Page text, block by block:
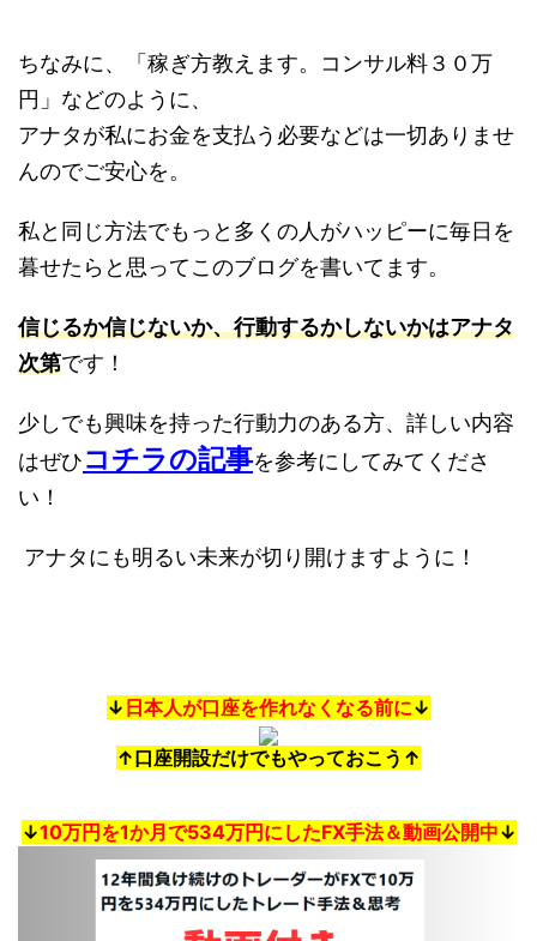
ちなみに、「稼ぎ方教えます。コンサル料３０万
円」などのように、
アナタが私にお金を支払う必要などは一切ありませ
んのでご安心を。
私と同じ方法でもっと多くの人がハッピーに毎日を
暮せたらと思ってこのブログを書いてます。
信じるか信じないか、行動するかしないかはアナタ
次第です！
少しでも興味を持った行動力のある方、詳しい内容
はぜひコチラの記事を参考にしてみてくださ
い！
アナタにも明るい未来が切り開けますように！
↓ 日本人が口座を作れなくなる前に↓
↑口座開設だけでもやっておこう↑
↓10万円を1か月で534万円にしたFX手法＆動画公開中↓